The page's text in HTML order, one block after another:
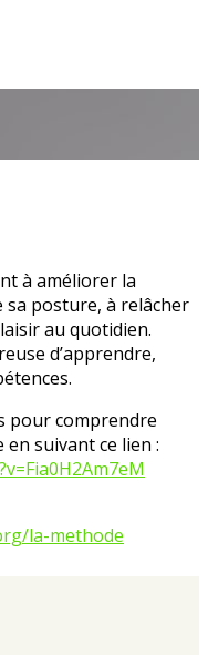
à améliorer la
sa posture, à relâcher
au quotidien.
d’apprendre,
pour comprendre
suivant ce lien :
la-methode